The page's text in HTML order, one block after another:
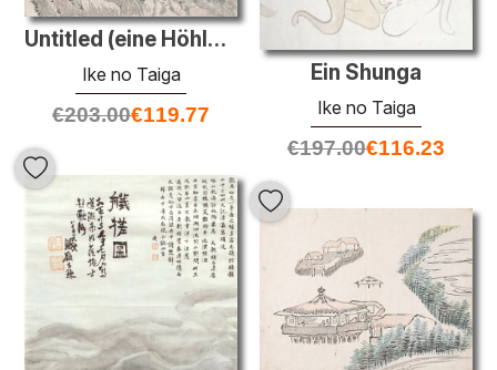
Untitled (eine Höhle auf halbem Weg den Berg hinauf)
Ike no Taiga
€203.00€119.77
Ein Shunga
Ike no Taiga
€197.00€116.23